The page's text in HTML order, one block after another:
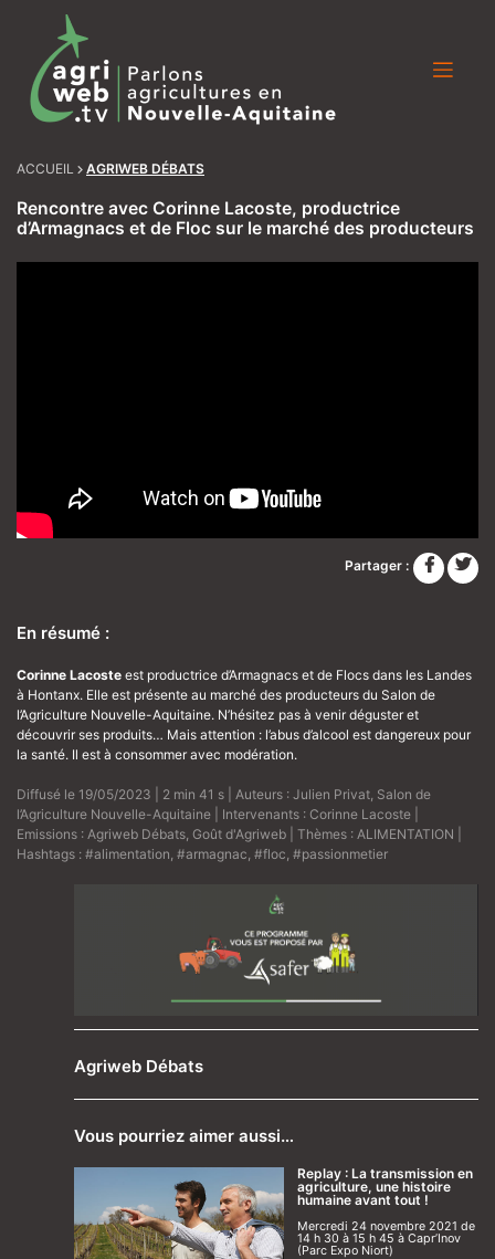
ACCUEIL AGRIWEB DÉBATS
Rencontre avec Corinne Lacoste, productrice
d’Armagnacs et de Floc sur le marché des producteurs
Partager :
En résumé :
Corinne Lacoste est productrice d’Armagnacs et de Flocs dans les Landes
à Hontanx. Elle est présente au marché des producteurs du Salon de
l’Agriculture Nouvelle-Aquitaine. N’hésitez pas à venir déguster et
découvrir ses produits… Mais attention : l’abus d’alcool est dangereux pour
la santé. Il est à consommer avec modération.
Diffusé le 19/05/2023 | 2 min 41 s | Auteurs : Julien Privat Salon de
l’Agriculture Nouvelle-Aquitaine | Intervenants : Corinne Lacoste
Emissions : Agriweb Débats Goût d'Agriweb | Thèmes : ALIMENTATION
Hashtags : #alimentation #armagnac #floc #passionmetier
Agriweb Débats
Vous pourriez aimer aussi…
Replay : La transmission en
agriculture, une histoire
humaine avant tout !
Mercredi 24 novembre 2021 de
14 h 30 à 15 h 45 à Capr’Inov
(Parc Expo Niort)